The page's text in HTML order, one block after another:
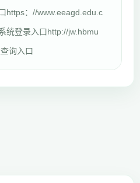
https：//www.eeagd.edu.c
统登录入口http://jw.hbmu
询入口